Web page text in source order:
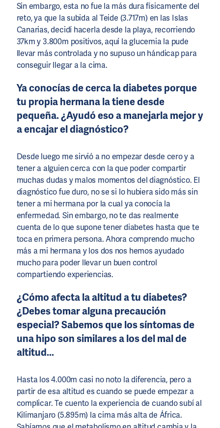
Sin embargo, esta no fue la más dura físicamente del
reto, ya que la subida al Teide (3.717m) en las Islas
Canarias, decidí hacerla desde la playa, recorriendo
37km y 3.800m positivos, aquí la glucemia la pude
llevar más controlada y no supuso un hándicap para
conseguir llegar a la cima.
Ya conocías de cerca la diabetes porque
tu propia hermana la tiene desde
pequeña. ¿Ayudó eso a manejarla mejor y
a encajar el diagnóstico?
Desde luego me sirvió a no empezar desde cero y a
tener a alguien cerca con la que poder compartir
muchas dudas y malos momentos del diagnóstico. El
diagnóstico fue duro, no se si lo hubiera sido más sin
tener a mi hermana por la cual ya conocía la
enfermedad. Sin embargo, no te das realmente
cuenta de lo que supone tener diabetes hasta que te
toca en primera persona. Ahora comprendo mucho
más a mi hermana y los dos nos hemos ayudado
mucho para poder llevar un buen control
compartiendo experiencias.
¿Cómo afecta la altitud a tu diabetes?
¿Debes tomar alguna precaución
especial? Sabemos que los síntomas de
una hipo son similares a los del mal de
altitud...
Hasta los 4.000m casi no noto la diferencia, pero a
partir de esa altitud es cuando se puede empezar a
complicar. Te cuento la experiencia de cuando subí al
Kilimanjaro (5.895m) la cima más alta de África.